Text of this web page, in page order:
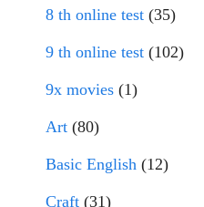
8 th online test (35)
9 th online test (102)
9x movies (1)
Art (80)
Basic English (12)
Craft (31)